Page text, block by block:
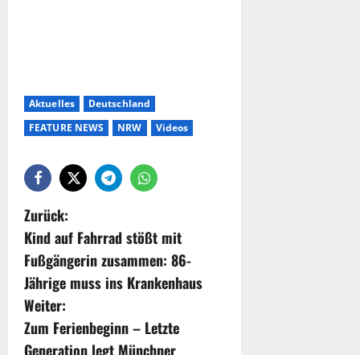
Aktuelles
Deutschland
FEATURE NEWS
NRW Videos
Zurück:
Kind auf Fahrrad stößt mit
Fußgängerin zusammen: 86-
Jährige muss ins Krankenhaus
Weiter:
Zum Ferienbeginn – Letzte
Generation legt Münchner